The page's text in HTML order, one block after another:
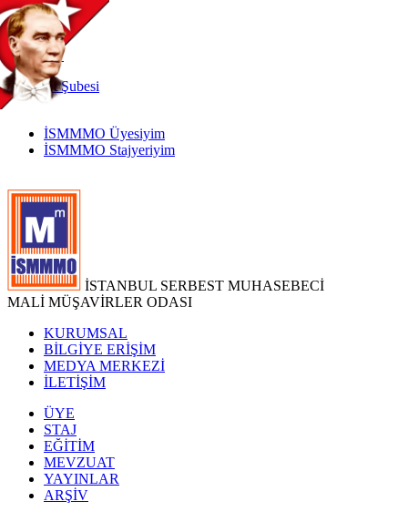
TR
|
EN
İnternetŞubesi
İSMMMO Üyesiyim
İSMMMO Stajyeriyim
İSTANBUL SERBEST MUHASEBECİ
MALİ MÜŞAVİRLER ODASI
KURUMSAL
BİLGİYE ERİŞİM
MEDYA MERKEZİ
İLETİŞİM
ÜYE
STAJ
EĞİTİM
MEVZUAT
YAYINLAR
ARŞİV